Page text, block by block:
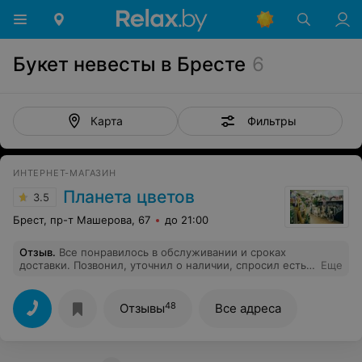
Букет невесты в Бресте 6
Карта Фильтры
ИНТЕРНЕТ-МАГАЗИН
3.5 Планета цветов
Брест, пр-т Машерова, 67 до 21:00
Отзыв. Все понравилось в обслуживании и сроках
доставки. Позвонил, уточнил о наличии, спросил есть
качественно и то что нужно
Еще
Отзывы48 Все адреса